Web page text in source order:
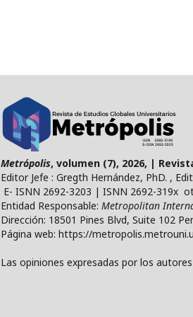
Metrópolis, volumen (7), 2026, |
Editor Jefe : Gregth Hernández, PhD. ,
E- ISNN 2692-3203 | ISNN 2692-319x
Entidad Responsable: Metropolitan
Dirección: 18501 Pines Blvd, Suite 102
Página web: https://
Las opiniones expresadas por los